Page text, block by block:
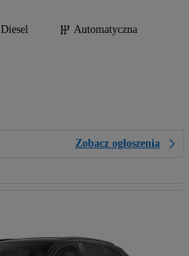
Diesel
Automatyczna
Zobacz ogłoszenia